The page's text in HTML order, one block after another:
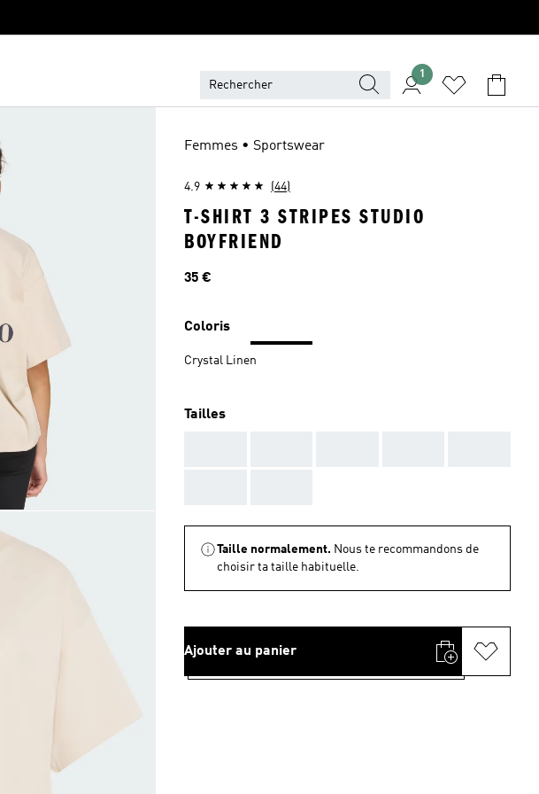
1
Femmes • Sportswear
4.9 (44)
T-SHIRT 3 STRIPES STUDIO
BOYFRIEND
Prix
35 €
Coloris
Crystal Linen
Tailles
Taille normalement. Nous te recommandons de
choisir ta taille habituelle.
Ajouter au panier